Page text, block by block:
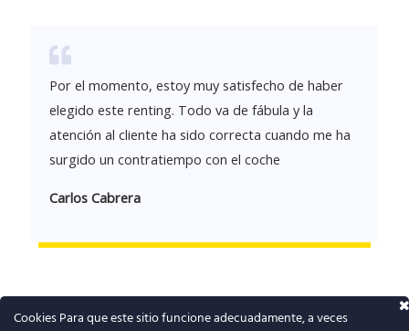
Por el momento, estoy muy satisfecho de haber
elegido este renting. Todo va de fábula y la
atención al cliente ha sido correcta cuando me ha
surgido un contratiempo con el coche
Carlos Cabrera
Cookies Para que este sitio funcione adecuadamente, a veces